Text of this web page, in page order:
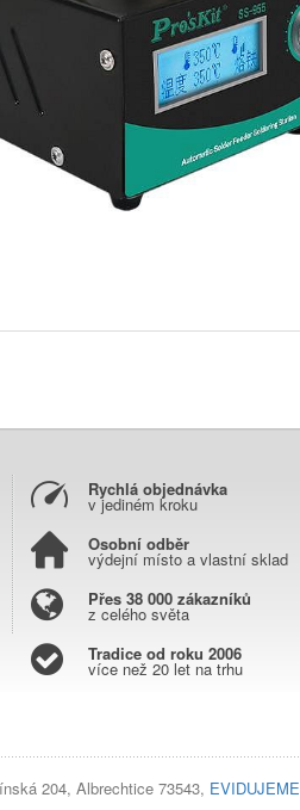
Rychlá objednávka
v jediném kroku
Osobní odběr
výdejní místo a vlastní sklad
Přes 38 000 zákazníků
z celého světa
Tradice od roku 2006
více než 20 let na trhu
204, Albrechtice 73543,